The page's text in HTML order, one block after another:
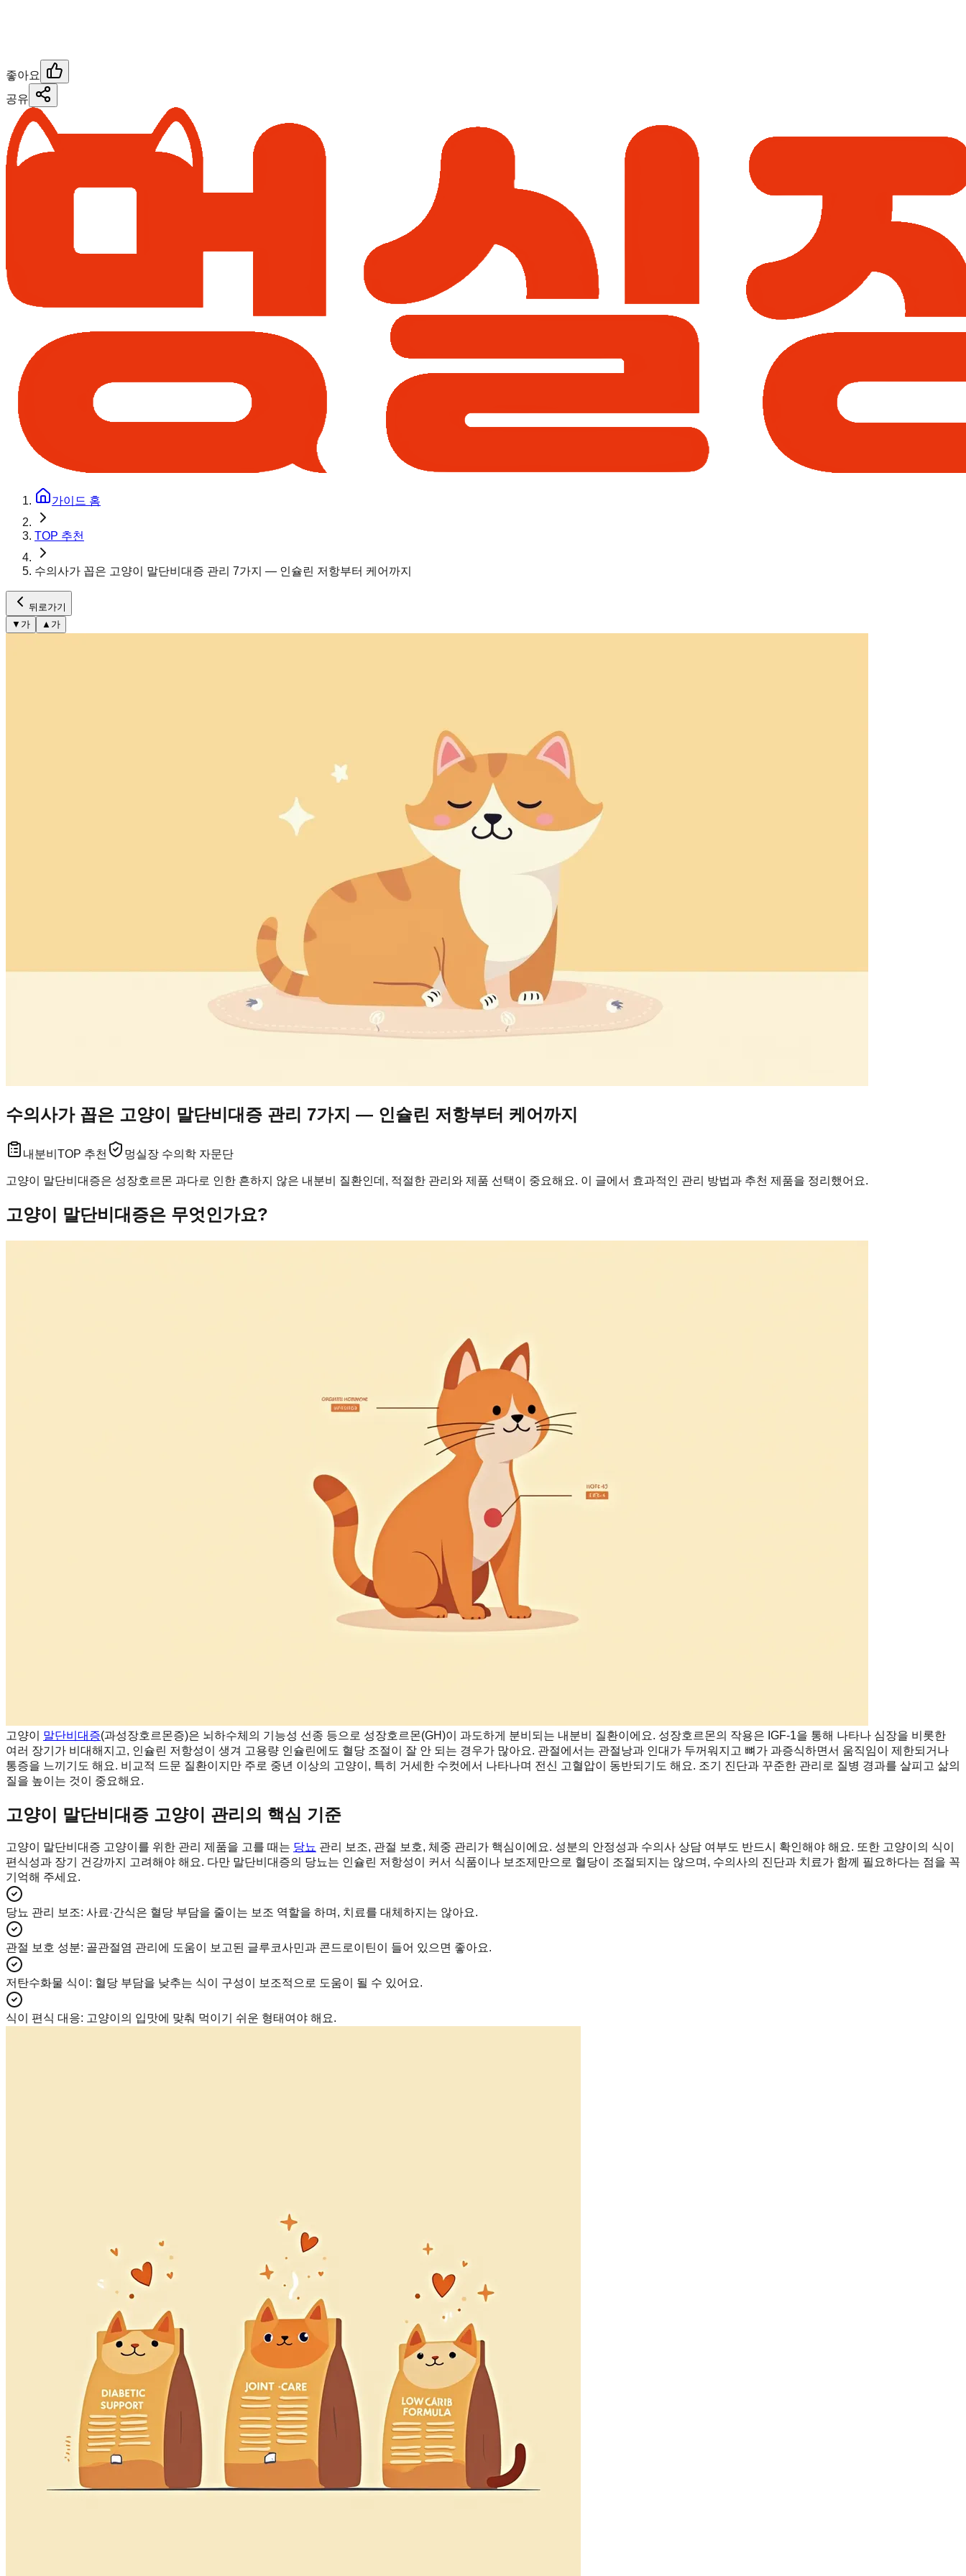
좋아요
공유
가이드 홈
TOP 추천
수의사가 꼽은 고양이 말단비대증 관리 7가지 — 인슐린 저항부터 케어까지
뒤로가기
▼ 가 ▲ 가
수의사가 꼽은 고양이 말단비대증 관리 7가지 — 인슐린 저항부터 케어까지
내분비 TOP 추천 멍실장 수의학 자문단
고양이 말단비대증은 성장호르몬 과다로 인한 흔하지 않은 내분비 질환인데, 적절한 관리와 제품 선택이 중요해요. 이 글에서 효과적인 관리 방법과 추천 제품을 정리했어요.
고양이 말단비대증은 무엇인가요?
고양이 말단비대증(과성장호르몬증)은 뇌하수체의 기능성 선종 등으로 성장호르몬(GH)이 과도하게 분비되는 내분비 질환이에요. 성장호르몬의 작용은 IGF-1을 통해 나타나 심장을 비롯한
여러 장기가 비대해지고, 인슐린 저항성이 생겨 고용량 인슐린에도 혈당 조절이 잘 안 되는 경우가 많아요. 관절에서는 관절낭과 인대가 두꺼워지고 뼈가 과증식하면서 움직임이 제한되거나
통증을 느끼기도 해요. 비교적 드문 질환이지만 주로 중년 이상의 고양이, 특히 거세한 수컷에서 나타나며 전신 고혈압이 동반되기도 해요. 조기 진단과 꾸준한 관리로 질병 경과를 살피고 삶의
질을 높이는 것이 중요해요.
고양이 말단비대증 고양이 관리의 핵심 기준
고양이 말단비대증 고양이를 위한 관리 제품을 고를 때는 당뇨 관리 보조, 관절 보호, 체중 관리가 핵심이에요. 성분의 안정성과 수의사 상담 여부도 반드시 확인해야 해요. 또한 고양이의 식이
편식성과 장기 건강까지 고려해야 해요. 다만 말단비대증의 당뇨는 인슐린 저항성이 커서 식품이나 보조제만으로 혈당이 조절되지는 않으며, 수의사의 진단과 치료가 함께 필요하다는 점을 꼭
기억해 주세요.
당뇨 관리 보조: 사료·간식은 혈당 부담을 줄이는 보조 역할을 하며, 치료를 대체하지는 않아요.
관절 보호 성분: 골관절염 관리에 도움이 보고된 글루코사민과 콘드로이틴이 들어 있으면 좋아요.
저탄수화물 식이 : 혈당 부담을 낮추는 식이 구성이 보조적으로 도움이 될 수 있어요.
식이 편식 대응: 고양이의 입맛에 맞춰 먹이기 쉬운 형태여야 해요.